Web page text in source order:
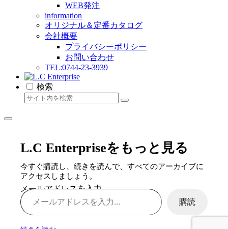
WEB発注
information
オリジナル＆定番カタログ
会社概要
プライバシーポリシー
お問い合わせ
TEL:0744-23-3939
検索
L.C Enterpriseをもっと見る
今すぐ購読し、続きを読んで、すべてのアーカイブに
アクセスしましょう。
メールアドレスを入力...
購読